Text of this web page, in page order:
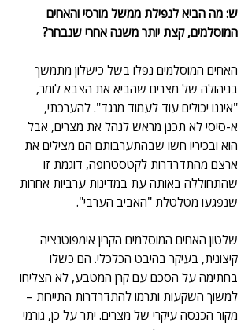
ש: מה הביא לנפילת ממשל מורסי והאחים
המוסלמים, קצת יותר משנה אחרי שנבחר?
האחים המוסלמים נפלו בשל כישלון מתמשך
בניהולה של מצרים שהביא את הצבא לומר,
"איננו יכולים עוד לעמוד מנגד". להערכתי,
א-סיסי לא תכנן מראש לנהל את מצרים, אבל
הוא ובכיריו חשו שבהתערבותם הם מצילים את
ארצם מהתדרדרות לקטסטרופה, דוגמת זו
שהתחוללה באותה עת במדינות ערביות אחרות
שנפגעו מטלטלת "האביב הערבי".
שלטון האחים המוסלמים הקרין אימפוטנציה
קיצונית, בעיקר בהיבט הכלכלי. הם כשלו
בחתימה על הסכם עם קרן המטבע, לא הצליחו
למשוך השקעות ותרמו להתדרדרות התיירות –
מקור הכנסה עיקרי של מצרים. יתר על כן, גורמי